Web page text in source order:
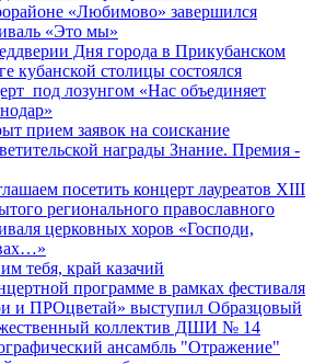
«Любимово» завершился
«Это мы»
Дня города в Прикубанском
кубанской столицы состоялся
под лозунгом «Нас объединяет
прием заявок на соискание
награды Знание. Премия -
посетить концерт лауреатов XIII
регионального православного
церковных хоров «Господи,
тебя, край казачий
программе в рамках фестиваля
и ПРОцветай» выступил Образцовый
коллектив ДШИ № 14
ансамбль "Отражение"